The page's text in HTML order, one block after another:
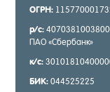
ОГРН:
р/с:
ПАО «Сбер­банк»
к/с:
БИК: 044525225